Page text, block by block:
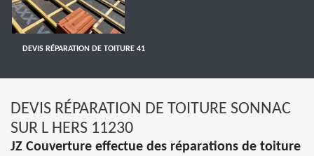
DEVIS RÉPARATION DE TOITURE 41
DEVIS RÉPARATION DE TOITURE SONNAC
SUR L HERS 11230
JZ Couverture effectue des réparations de toiture